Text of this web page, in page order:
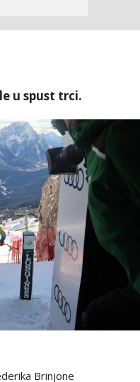
u spust trci.
Brinjone